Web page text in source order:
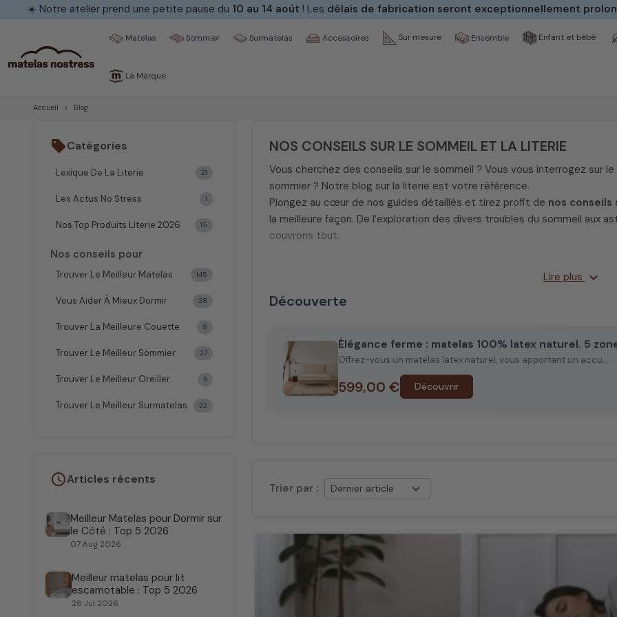
☀️ Notre atelier prend une petite pause du 10 au 14 août ! Les délais de fabrication seront exceptionnellement
Matelas Sommier Surmatelas Accessoires Sur mesure Ensemble Enfant et bébé
La Marque
Accueil Blog
sellCatégories
Lexique De La Literie 21
Les Actus No Stress 1
Nos Top Produits Literie 2026 15
Nos conseils pour
Trouver Le Meilleur Matelas 145
Vous Aider À Mieux Dormir 28
Trouver La Meilleure Couette 8
Trouver Le Meilleur Sommier 37
Trouver Le Meilleur Oreiller 9
Trouver Le Meilleur Surmatelas 22
scheduleArticles récents
Meilleur Matelas pour Dormir sur
le Côté : Top 5 2026
07 Aug 2026
Meilleur matelas pour lit
escamotable : Top 5 2026
28 Jul 2026
NOS CONSEILS SUR LE SOMMEIL ET LA LITERIE
Vous cherchez des conseils sur le sommeil ? Vous vous interrogez sur
sommier ? Notre blog sur la literie est votre référence.
Plongez au cœur de nos guides détaillés et tirez profit de nos conseils
la meilleure façon. De l’exploration des divers troubles du sommeil aux
couvrons tout.
sur nos précieuses heures
douleurs ou des engourdissements, sont souvent le reflet d'un choix de
de sommeil. Avec un
veille sur vos rêves pendant 2 ans, votre literie mérite une attention
La durabilité de votre équipement repose sur divers facteurs : votre
sommeil, les matières qui le composent et, bien entendu, l’attention
Nos conseils pour bien dormir, retrouvez
matelas favorise unsommeil réparateur ?
Nos conseils ne se limitent pas à la simple sélection d'un lit. Puisque
assurer un sommeil de qualité revêt une importance majeure. Dormir
la vitalité du corps et la clarté de l'esprit. Si vous êtes à la recherche
Lire plus expand_more
Découverte
Élégance ferme : matelas 100% latex naturel. 5
Offrez-vous un matelas latex naturel, vous apportant un accu...
599,00 € Découvrir
Trier par :